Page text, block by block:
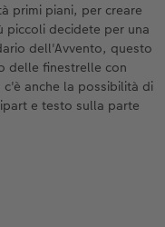
primi piani, per creare
piccoli decidete per una
dell'Avvento, questo
delle finestrelle con
anche la possibilità di
e testo sulla parte